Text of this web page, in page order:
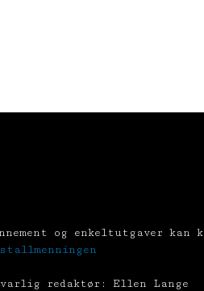
og enkeltutgaver kan
redaktør: Ellen Lange